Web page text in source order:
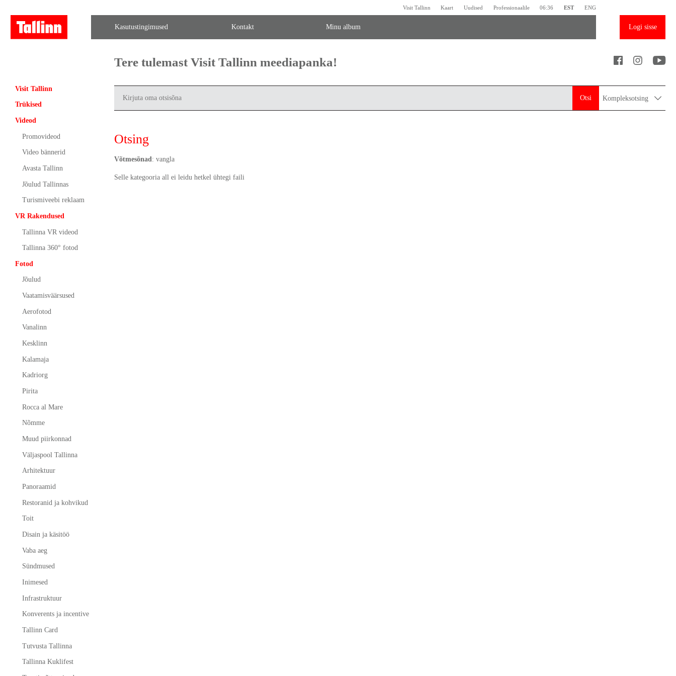
Visit Tallinn Kaart Uudised Professionaalile 06:36 EST ENG
Kasutustingimused Kontakt Minu album Logi sisse
Visit Tallinn
Trükised
Videod
Promovideod
Video bännerid
Avasta Tallinn
Jõulud Tallinnas
Turismiveebi reklaam
VR Rakendused
Tallinna VR videod
Tallinna 360° fotod
Fotod
Jõulud
Vaatamisväärsused
Aerofotod
Vanalinn
Kesklinn
Kalamaja
Kadriorg
Pirita
Rocca al Mare
Nõmme
Muud piirkonnad
Väljaspool Tallinna
Arhitektuur
Panoraamid
Restoranid ja kohvikud
Toit
Disain ja käsitöö
Vaba aeg
Sündmused
Inimesed
Infrastruktuur
Konverents ja incentive
Tallinn Card
Tutvusta Tallinna
Tallinna Kuklifest
Tere tulemast Visit Tallinn meediapanka!
Otsi Kompleksotsing
Otsing
Võtmesõnad : vangla
Selle kategooria all ei leidu hetkel ühtegi faili